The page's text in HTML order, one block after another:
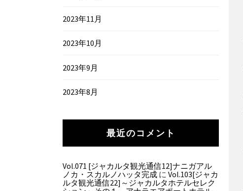
2023年11月
2023年10月
2023年9月
2023年8月
最近のコメント
Vol.071 [ジャカルタ観光通信12]ナニガアル
ノカ・スカルノハッタ完成 に Vol.103[ジャカ
ルタ観光通信22]～ジャカルタホテルセレク